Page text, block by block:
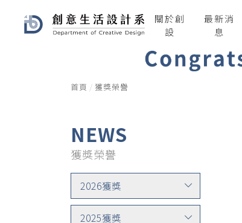
關於創
設
最新消
息
首頁 獲獎榮譽
NEWS
獲獎榮譽
2026獲獎
2025獲獎